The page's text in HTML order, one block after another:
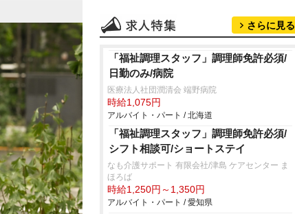
さらに見る
「福祉調理スタッフ」調理師免許必須/
日勤のみ/病院
医療法人社団潤清会 端野病院
時給1,075円
アルバイト・パート / 北海道
「福祉調理スタッフ」調理師免許必須/
シフト相談可/ショートステイ
なも介護サポート 有限会社/津島 ケアセンター ま
ほろば
時給1,250円～1,350円
アルバイト・パート / 愛知県